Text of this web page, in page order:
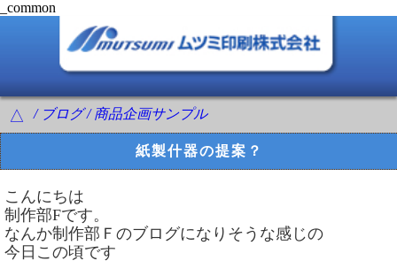
_common
△ / ブログ / 商品企画サンプル
紙製什器の提案？
こんにちは
制作部Fです。
なんか制作部Ｆのブログになりそうな感じの
今日この頃です